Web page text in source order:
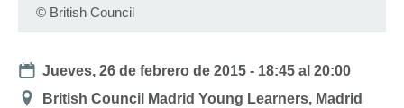
© British Council
Date
Jueves, 26 de febrero de 2015 - 18:45 al20:00
Ubicación
British Council Madrid Young Learners, Madrid